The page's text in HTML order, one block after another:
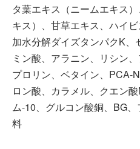
タ葉エキス（ニームエキス
キス）、甘草エキス、ハイ
加水分解ダイズタンパクK、
ミン酸、アラニン、リシン
プロリン、ベタイン、PCA-
ロン酸、カラメル、クエン
ム-10、グルコン酸銅、BG
料